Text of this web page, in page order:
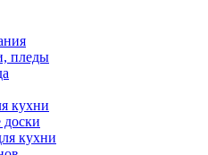
пледы
кухни
доски
кухни